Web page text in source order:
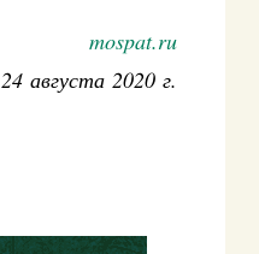
mospat.ru
24 августа 2020 г.